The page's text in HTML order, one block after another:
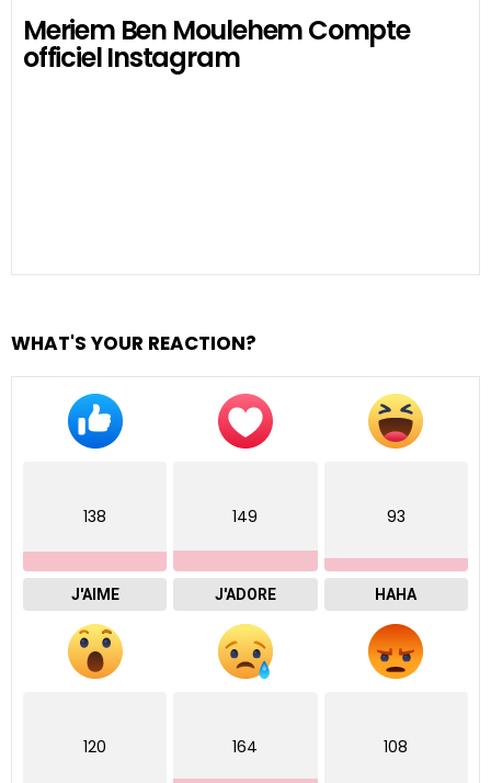
Meriem Ben Moulehem Compte
officiel Instagram
WHAT'S YOUR REACTION?
138
J'AIME
149
J'ADORE
93
HAHA
120 164 108